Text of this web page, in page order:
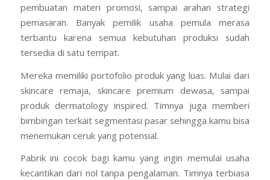
pembuatan materi promosi, sampai arahan strategi
pemasaran. Banyak pemilik usaha pemula merasa
terbantu karena semua kebutuhan produksi sudah
tersedia di satu tempat.
Mereka memiliki portofolio produk yang luas. Mulai dari
skincare remaja, skincare premium dewasa, sampai
produk dermatology inspired. Timnya juga memberi
bimbingan terkait segmentasi pasar sehingga kamu bisa
menemukan ceruk yang potensial.
Pabrik ini cocok bagi kamu yang ingin memulai usaha
kecantikan dari nol tanpa pengalaman. Timnya terbiasa